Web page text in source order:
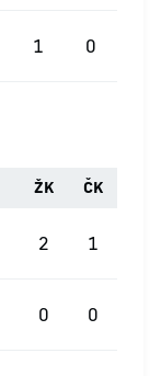
1 0
ŽK ČK
2 1
0 0